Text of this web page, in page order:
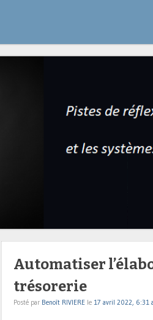
Automatiser
trésorerie
Posté par Benoît RIVIERE le 17 avril 2022, 6:31